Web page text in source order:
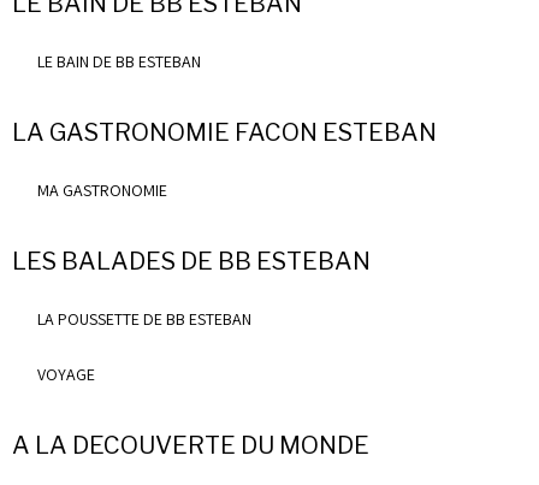
LE BAIN DE BB ESTEBAN
LA GASTRONOMIE FACON ESTEBAN
MA GASTRONOMIE
LES BALADES DE BB ESTEBAN
LA POUSSETTE DE BB ESTEBAN
VOYAGE
A LA DECOUVERTE DU MONDE